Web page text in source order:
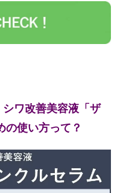
ワ改善美容液「ザ
の使い方って？